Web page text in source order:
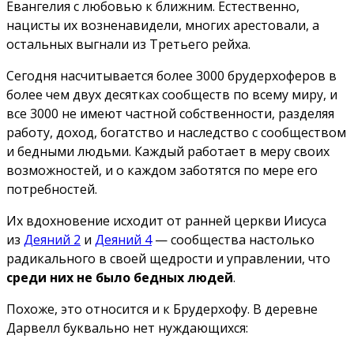
Евангелия с любовью к ближним. Естественно,
нацисты их возненавидели, многих арестовали, а
остальных выгнали из Третьего рейха.
Сегодня насчитывается более 3000 брудерхоферов в
более чем двух десятках сообществ по всему миру, и
все 3000 не имеют частной собственности, разделяя
работу, доход, богатство и наследство с сообществом
и бедными людьми. Каждый работает в меру своих
возможностей, и о каждом заботятся по мере его
потребностей.
Их вдохновение исходит от ранней церкви Иисуса
из Деяний 2 и Деяний 4— сообщества настолько
радикального в своей щедрости и управлении, что
среди них не было бедных людей.
Похоже, это относится и к Брудерхофу. В деревне
Дарвелл буквально нет нуждающихся: